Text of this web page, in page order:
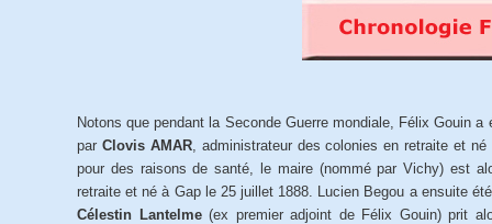
Notons que pendant la Seconde Guerre mondiale, Félix Gouin
par Clovis AMAR, administrateur des colonies en retraite et
pour des raisons de santé, le maire (nommé par Vichy) est
retraite et né à Gap le 25 juillet 1888. Lucien Begou a ensuite
Célestin Lantelme(ex premier adjoint de Félix Gouin) prit